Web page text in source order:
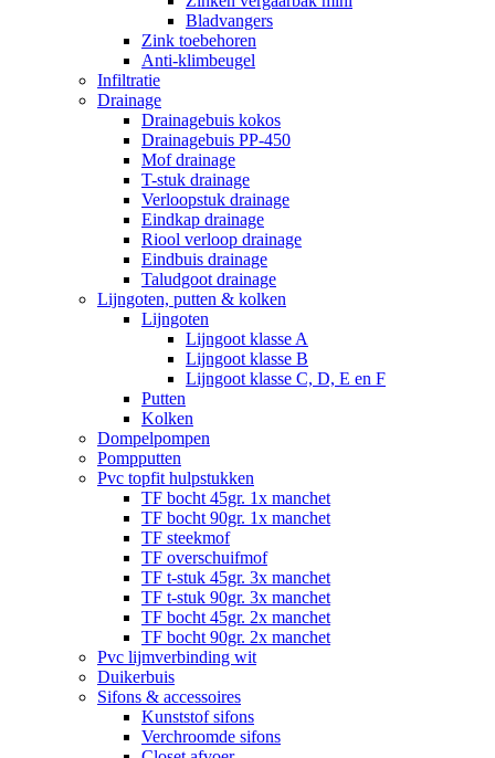
Bladvangers
Zink toebehoren
Anti-klimbeugel
Infiltratie
Drainage
Drainagebuis kokos
Drainagebuis PP-450
Mof drainage
T-stuk drainage
Verloopstuk drainage
Eindkap drainage
Riool verloop drainage
Eindbuis drainage
Taludgoot drainage
Lijngoten, putten & kolken
Lijngoten
Lijngoot klasse A
Lijngoot klasse B
Lijngoot klasse C, D, E en F
Putten
Kolken
Dompelpompen
Pompputten
Pvc topfit hulpstukken
TF bocht 45gr. 1x manchet
TF bocht 90gr. 1x manchet
TF steekmof
TF overschuifmof
TF t-stuk 45gr. 3x manchet
TF t-stuk 90gr. 3x manchet
TF bocht 45gr. 2x manchet
TF bocht 90gr. 2x manchet
Pvc lijmverbinding wit
Duikerbuis
Sifons & accessoires
Kunststof sifons
Verchroomde sifons